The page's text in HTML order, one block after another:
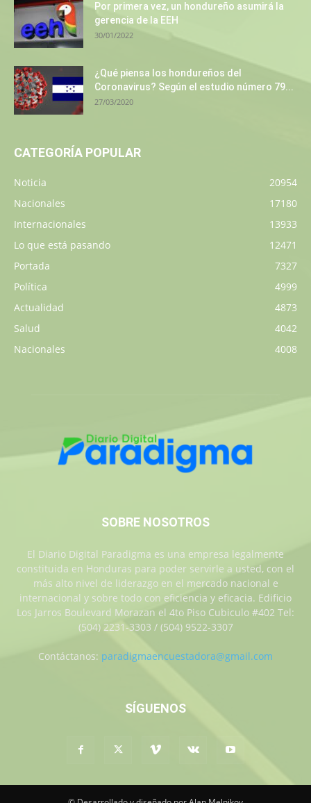
Por primera vez, un hondureño asumirá la
gerencia de la EEH
30/01/2022
¿Qué piensa los hondureños del
Coronavirus? Según el estudio número 79...
27/03/2020
CATEGORÍA POPULAR
Noticia
20954
Nacionales
17180
Internacionales
13933
Lo que está pasando
12471
Portada
7327
Política
4999
Actualidad
4873
Salud
4042
Nacionales
4008
SOBRE NOSOTROS
El Diario Digital Paradigma es una empresa legalmente
constituida en Honduras para poder servirle a usted, con el
más alto nivel de liderazgo en el mercado nacional e
internacional y sobre todo con eficiencia y eficacia. Edificio
Los Jarros Boulevard Morazan el 4to Piso Cubiculo #402 Tel:
(504) 2231-3303 / (504) 9522-3307
Contáctanos: paradigmaencuestadora@gmail.com
SÍGUENOS